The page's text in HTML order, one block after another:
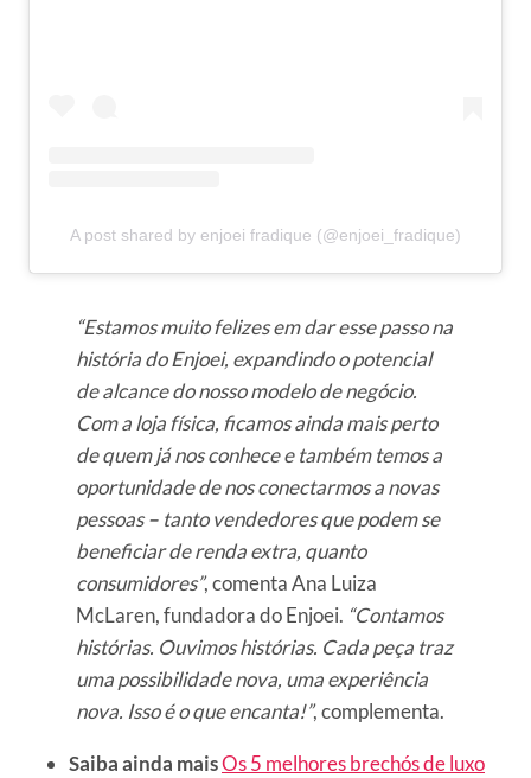
A post shared by enjoei fradique (@enjoei_fradique)
“Estamos muito felizes em dar esse passo na
história do Enjoei, expandindo o potencial
de alcance do nosso modelo de negócio.
Com a loja física, ficamos ainda mais perto
de quem já nos conhece e também temos a
oportunidade de nos conectarmos a novas
pessoas– tanto vendedores que podem se
beneficiar de renda extra, quanto
consumidores”, comenta Ana Luiza
McLaren, fundadora do Enjoei. “Contamos
histórias. Ouvimos histórias. Cada peça traz
uma possibilidade nova, uma experiência
nova. Isso é o que encanta!”, complementa.
Saiba ainda maisOs 5 melhores brechós de luxo